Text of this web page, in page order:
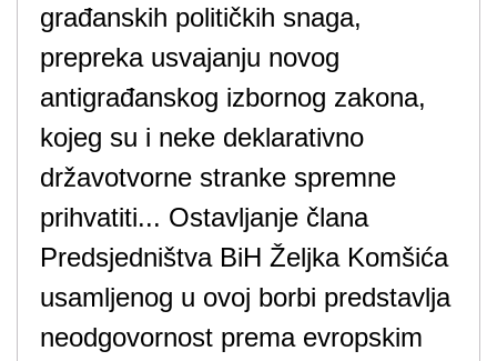
građanskih političkih snaga,
prepreka usvajanju novog
antigrađanskog izbornog zakona,
kojeg su i neke deklarativno
državotvorne stranke spremne
prihvatiti... Ostavljanje člana
Predsjedništva BiH Željka Komšića
usamljenog u ovoj borbi predstavlja
neodgovornost prema evropskim